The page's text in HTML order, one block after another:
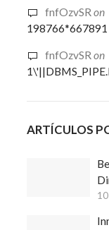
fnfOzvSR on
198766*667891
fnfOzvSR on
ARTÍCULOS